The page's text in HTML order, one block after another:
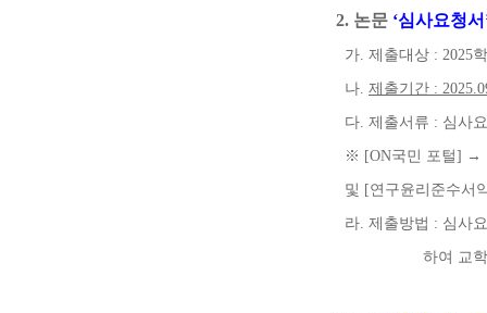
2. 논문 ‘심사요청서
가. 제출대상 : 2025
나. 제출기간 :
다. 제출서류 : 심사
※ [ON국민 포털] →
및 [연구윤리준수서
라. 제출방법 : 심사
하여 교학